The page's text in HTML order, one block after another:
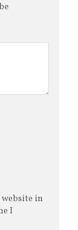
website in
I